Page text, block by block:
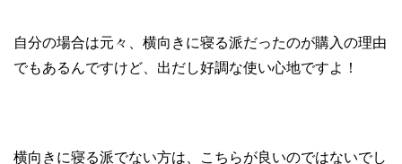
自分の場合は元々、横向きに寝る派だったのが購入の理由
でもあるんですけど、出だし好調な使い心地ですよ！
横向きに寝る派でない方は、こちらが良いのではないでし